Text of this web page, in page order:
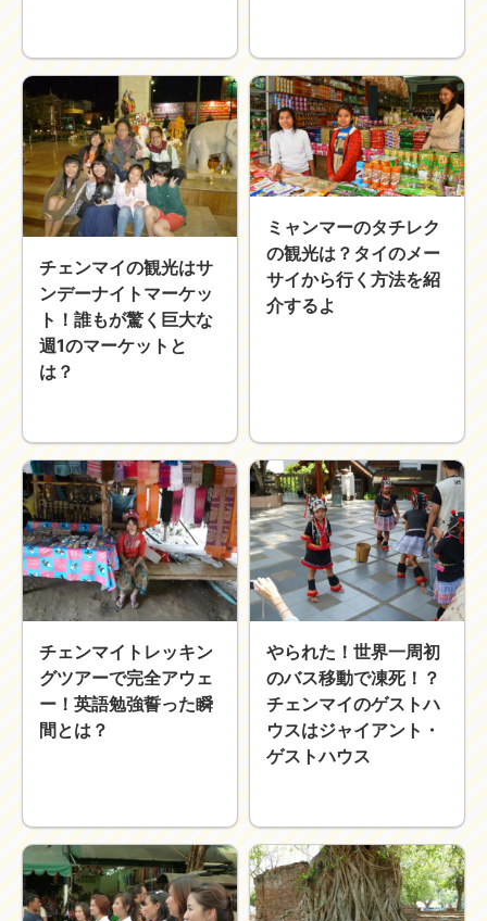
チェンマイの観光はサ
ンデーナイトマーケッ
ト！誰もが驚く巨大な
週1のマーケットと
は？
ミャンマーのタチレク
の観光は？タイのメー
サイから行く方法を紹
介するよ
チェンマイトレッキン
グツアーで完全アウェ
ー！英語勉強誓った瞬
間とは？
やられた！世界一周初
のバス移動で凍死！？
チェンマイのゲストハ
ウスはジャイアント・
ゲストハウス